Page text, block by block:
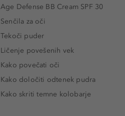
Age Defense BB Cream SPF 30
Senčila za oči
Tekoči puder
Ličenje povešenih vek
Kako povečati oči
Kako določiti odtenek pudra
Kako skriti temne kolobarje